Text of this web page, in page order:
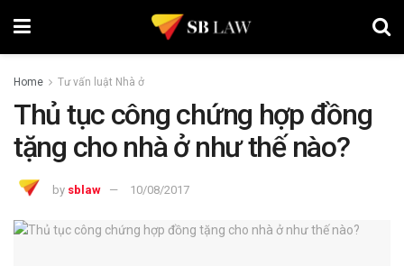
Home Tư vấn luật Nhà ở
Thủ tục công chứng hợp đồng
tặng cho nhà ở như thế nào?
by sblaw 10/08/2017